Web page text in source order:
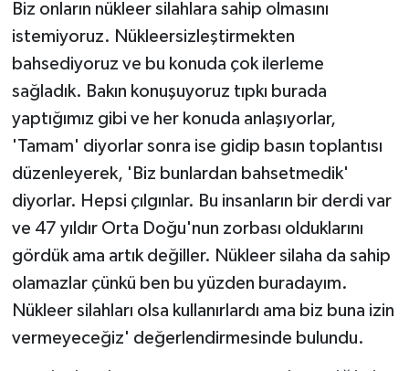
Biz onların nükleer silahlara sahip olmasını
istemiyoruz. Nükleersizleştirmekten
bahsediyoruz ve bu konuda çok ilerleme
sağladık. Bakın konuşuyoruz tıpkı burada
yaptığımız gibi ve her konuda anlaşıyorlar,
'Tamam' diyorlar sonra ise gidip basın toplantısı
düzenleyerek, 'Biz bunlardan bahsetmedik'
diyorlar. Hepsi çılgınlar. Bu insanların bir derdi var
ve 47 yıldır Orta Doğu'nun zorbası olduklarını
gördük ama artık değiller. Nükleer silaha da sahip
olamazlar çünkü ben bu yüzden buradayım.
Nükleer silahları olsa kullanırlardı ama biz buna izin
vermeyeceğiz' değerlendirmesinde bulundu.